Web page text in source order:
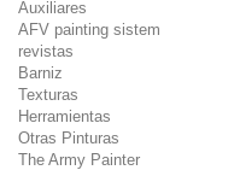
Auxiliares
AFV painting sistem
revistas
Barniz
Texturas
Herramientas
Otras Pinturas
The Army Painter